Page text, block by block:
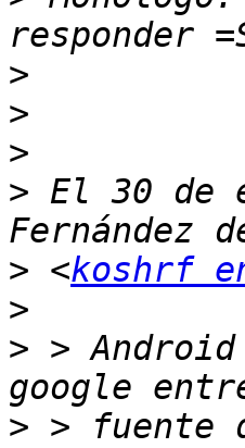
>
>
>
> El 30 de
> <koshrf
>
> >
> > fuente